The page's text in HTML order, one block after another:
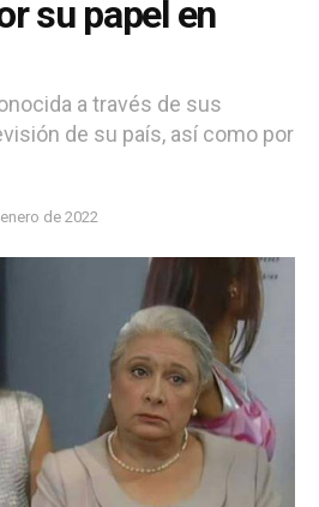
su papel en
a través de sus
de su país, así como por
de 2022